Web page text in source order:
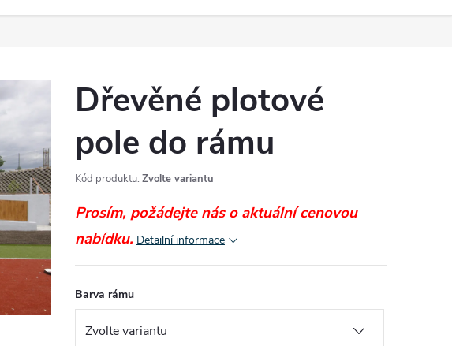
Dřevěné plotové
pole do rámu
Kód produktu: Zvolte variantu
Prosím, požádejte nás o aktuální cenovou
nabídku. Detailní informace
Barva rámu